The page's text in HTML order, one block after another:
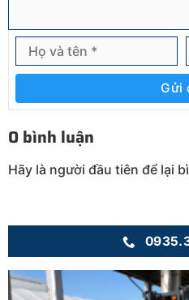
Gửi
0 bình luận
Hãy là người đầu tiên để lại